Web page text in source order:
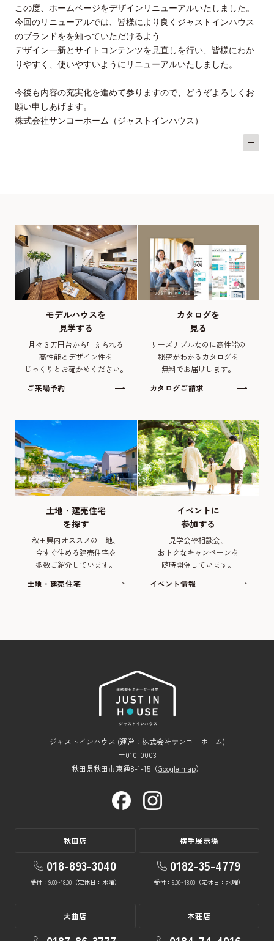
この度、ホームページをデザインリニューアルいたしました。
今回のリニューアルでは、皆様により良くジャストインハウス
のブランドをを知っていただけるよう
デザイン一新とサイトコンテンツを見直しを行い、皆様にわか
りやすく、使いやすいようにリニューアルいたしました。
今後も内容の充実化を進めて参りますので、どうぞよろしくお
願い申しあげます。
株式会社サンコーホーム（ジャストインハウス）
モデルハウスを
見学する
月々３万円台から叶えられる
高性能とデザイン性を
じっくりとお確かめください。
ご来場予約
カタログを
見る
リーズナブルなのに高性能の
秘密がわかるカタログを
無料でお届けします。
カタログご請求
土地・建売住宅
を探す
秋田県内オススメの土地、
今すぐ住める建売住宅を
多数ご紹介しています。
土地・建売住宅
イベントに
参加する
見学会や相談会、
おトクなキャンペーンを
随時開催しています。
イベント情報
ジャストインハウス (運営：株式会社サンコーホーム)
〒010-0003
秋田県秋田市東通8-1-15（Google map）
秋田店
018-893-3040
受付：9:00~18:00（定休日：水曜）
横手展示場
0182-35-4779
受付：9:00~18:00（定休日：水曜）
大曲店 本荘店